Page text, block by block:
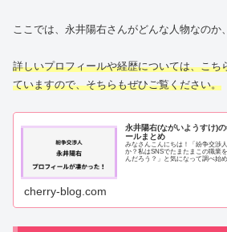
ここでは、永井陽右さんがどんな人物なのか
詳しいプロフィールや経歴については、こち
ていますので、そちらもぜひご覧ください。
永井陽右(ながいようすけ)
ールまとめ
みなさんこんにちは！「紛争交渉
か？私はSNSでたまたまこの職業
んだろう？」と気になって調べ始
cherry-blog.com